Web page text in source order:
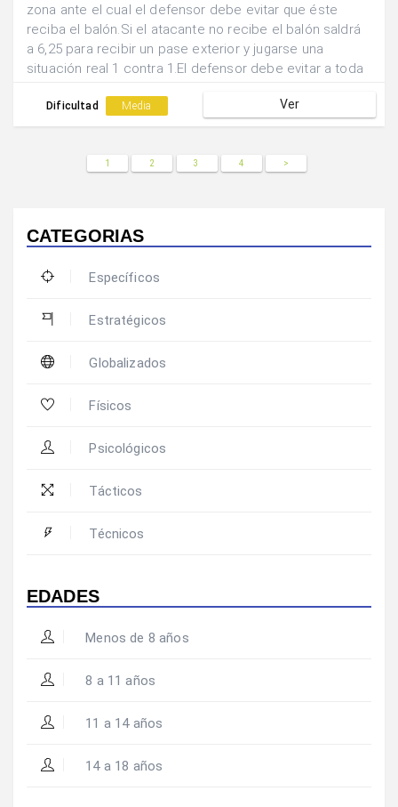
zona ante el cual el defensor debe evitar que éste
reciba el balón.Si el atacante no recibe el balón saldrá
a 6,25 para recibir un pase exterior y jugarse una
situación real 1 contra 1.El defensor debe evitar a toda
Dificultad Media Ver
1 2 3 4 >
CATEGORIAS
Específicos
Estratégicos
Globalizados
Físicos
Psicológicos
Tácticos
Técnicos
EDADES
Menos de 8 años
8 a 11 años
11 a 14 años
14 a 18 años